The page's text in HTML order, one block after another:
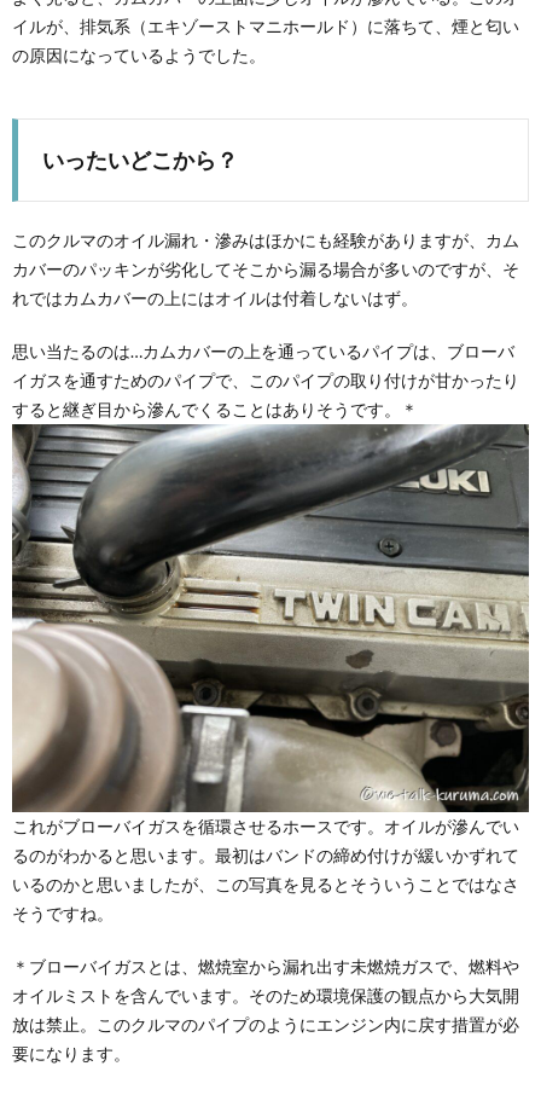
イルが、排気系（エキゾーストマニホールド）に落ちて、煙と匂い
の原因になっているようでした。
いったいどこから？
このクルマのオイル漏れ・滲みはほかにも経験がありますが、カム
カバーのパッキンが劣化してそこから漏る場合が多いのですが、そ
れではカムカバーの上にはオイルは付着しないはず。
思い当たるのは…カムカバーの上を通っているパイプは、ブローバ
イガスを通すためのパイプで、このパイプの取り付けが甘かったり
すると継ぎ目から滲んでくることはありそうです。＊
これがブローバイガスを循環させるホースです。オイルが滲んでい
るのがわかると思います。最初はバンドの締め付けが緩いかずれて
いるのかと思いましたが、この写真を見るとそういうことではなさ
そうですね。
＊ブローバイガスとは、燃焼室から漏れ出す未燃焼ガスで、燃料や
オイルミストを含んでいます。そのため環境保護の観点から大気開
放は禁止。このクルマのパイプのようにエンジン内に戻す措置が必
要になります。